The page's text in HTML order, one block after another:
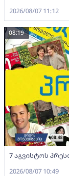
2026/08/07 11:12
7 აგვისტოს
08:19
2026/08/07 10:49